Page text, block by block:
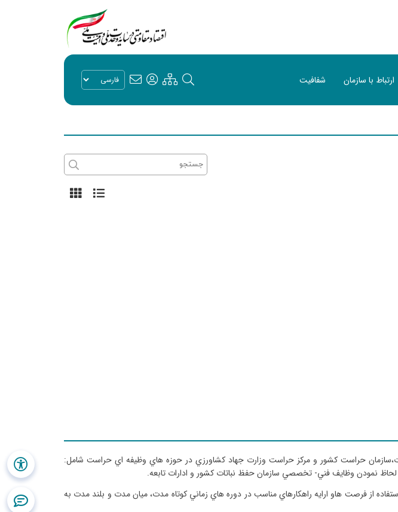
ارتباط با سازمان شفافیت
حراست كشور و مركز حراست وزارت جهاد كشاورزي در حوزه هاي وظيفه اي حراست شامل:
نمودن وظايف فني- تخصصي سازمان حفظ نباتات كشور و ادارات تابعه.
از فرصت هاو ارايه راهكارهاي مناسب در دوره هاي زماني كوتاه مدت، ميان مدت و بلند مدت به